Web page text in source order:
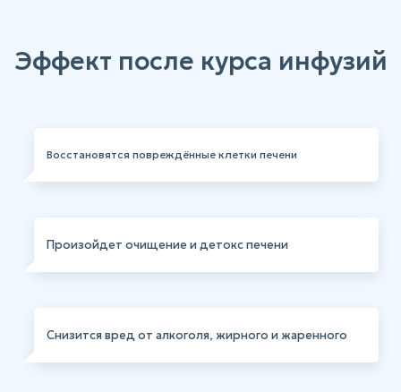
Эффект после курса инфузий
Восстановятся повреждённые клетки печени
Произойдет очищение и детокс печени
Снизится вред от алкоголя, жирного и жаренного